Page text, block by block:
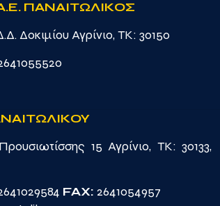
ΠΑΝΑΙΤΩΛΙΚΟΣ
Δοκιμίου Αγρίνιο, TK: 30150
15 Αγρίνιο, TK: 30133,
FAX: 2641054957